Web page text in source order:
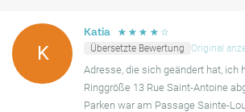
Zugang, wobei einige Schwierigkeiten beim
hatten. Dies beinhaltete gelegentlich
Nutzer oder das Vertrauen auf klare
Navigation im System, und Informationen
manchmal unklar sein.
K
Katia ☆ ☆ ☆ ☆ ☆
Übersetzte Bewertung
Original
Adresse, die sich geändert hat, ich
Ringgröße 13 Rue Saint-Antoine
Parken war am Passage Sainte-